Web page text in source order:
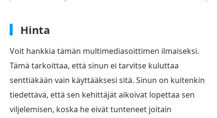
Hinta
Voit hankkia tämän multimediasoittimen ilmaiseksi.
Tämä tarkoittaa, että sinun ei tarvitse kuluttaa
senttiäkään vain käyttääksesi sitä. Sinun on kuitenkin
tiedettävä, että sen kehittäjät aikoivat lopettaa sen
viljelemisen, koska he eivät tunteneet joitain